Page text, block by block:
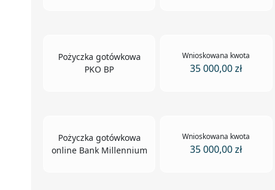
Pożyczka gotówkowa
PKO BP
Wnioskowana kwota
35 000,00 zł
Pożyczka gotówkowa
online Bank Millennium
Wnioskowana kwota
35 000,00 zł